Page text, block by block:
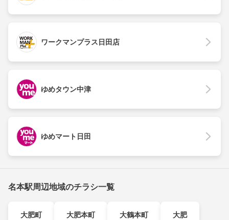
ワークマンプラス日田店
ゆめタウン中津
ゆめマート日田
名本駅周辺地域のチラシ一覧
大肥町 大肥本町 大鶴本町 大肥